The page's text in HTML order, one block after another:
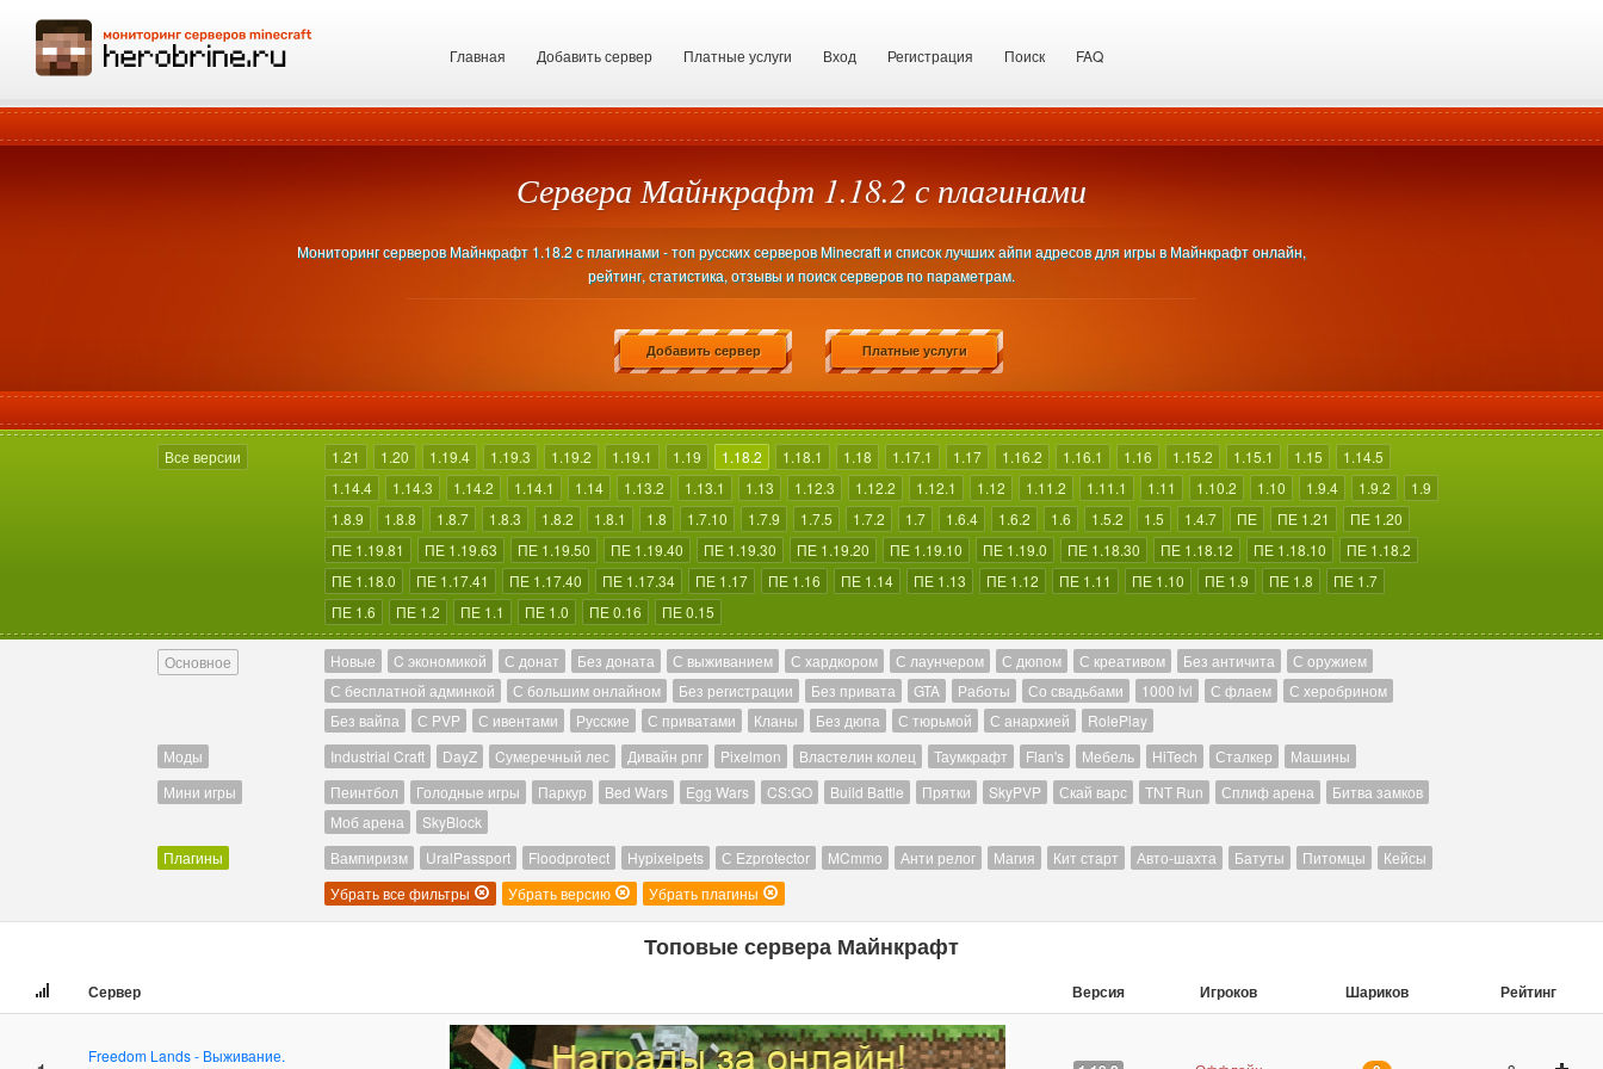
Главная Добавить сервер Платные услуги Вход Регистрация Поиск FAQ
Сервера Майнкрафт 1.18.2 с плагинами
Мониторинг серверов Майнкрафт 1.18.2 с плагинами - топ русских серверов Minecraft и список лучших айпи адресов для игры в Майнкрафт онлайн,
рейтинг, статистика, отзывы и поиск серверов по параметрам.
Добавить сервер Платные услуги
Все версии 1.21 1.20 1.19.4 1.19.3 1.19.2 1.19.1 1.19 1.18.2 1.18.1 1.18 1.17.1 1.17 1.16.2 1.16.1 1.16 1.15.2 1.15.1 1.15
1.14.5
1.14.4
1.14.3 1.14.2 1.14.1 1.14 1.13.2 1.13.1 1.13 1.12.3 1.12.2 1.12.1 1.12 1.11.2 1.11.1 1.11 1.10.2 1.10 1.9.4 1.9.2
1.9
1.8.9
1.8.8 1.8.7 1.8.3 1.8.2 1.8.1 1.8 1.7.10 1.7.9 1.7.5 1.7.2 1.7 1.6.4 1.6.2 1.6 1.5.2 1.5 1.4.7 ПЕ ПЕ 1.21
ПЕ 1.20
ПЕ 1.19.81
ПЕ 1.19.63 ПЕ 1.19.50 ПЕ 1.19.40 ПЕ 1.19.30 ПЕ 1.19.20 ПЕ 1.19.10 ПЕ 1.19.0 ПЕ 1.18.30 ПЕ 1.18.12 ПЕ 1.18.10
ПЕ 1.18.2
ПЕ 1.18.0
ПЕ 1.17.41 ПЕ 1.17.40 ПЕ 1.17.34 ПЕ 1.17 ПЕ 1.16 ПЕ 1.14 ПЕ 1.13 ПЕ 1.12 ПЕ 1.11 ПЕ 1.10 ПЕ 1.9 ПЕ 1.8
ПЕ 1.7
ПЕ 1.6
ПЕ 1.2 ПЕ 1.1 ПЕ 1.0 ПЕ 0.16 ПЕ 0.15
Основное Новые C экономикой С донат Без доната С выживанием С хардкором С лаунчером С дюпом С креативом Без античита
С оружием
С бесплатной админкой
С большим онлайном Без регистрации Без привата GTA Работы Со свадьбами 1000 lvl С флаем
С херобрином
Без вайпа
С PVP С ивентами Русские С приватами Кланы Без дюпа С тюрьмой С анархией
RolePlay
Моды
Industrial Craft DayZ Cумеречный лес Дивайн рпг Pixelmon Властелин колец Таумкрафт Flan's Мебель HiTech Сталкер
Машины
Мини игры
Пеинтбол Голодные игры Паркур Bed Wars Egg Wars CS:GO Build Battle Прятки SkyPVP Скай варс TNT Run Сплиф арена
Битва замков
Моб арена
SkyBlock
Плагины
Вампиризм UralPassport Floodprotect Hypixelpets С Ezprotector MCmmo Анти релог Магия Кит старт Авто-шахта Батуты Питомцы
Кейсы
Убрать все фильтры
Убрать версию Убрать плагины
Топовые сервера Майнкрафт
Сервер Версия Игроков Шариков Рейтинг
Freedom Lands - Выживание.